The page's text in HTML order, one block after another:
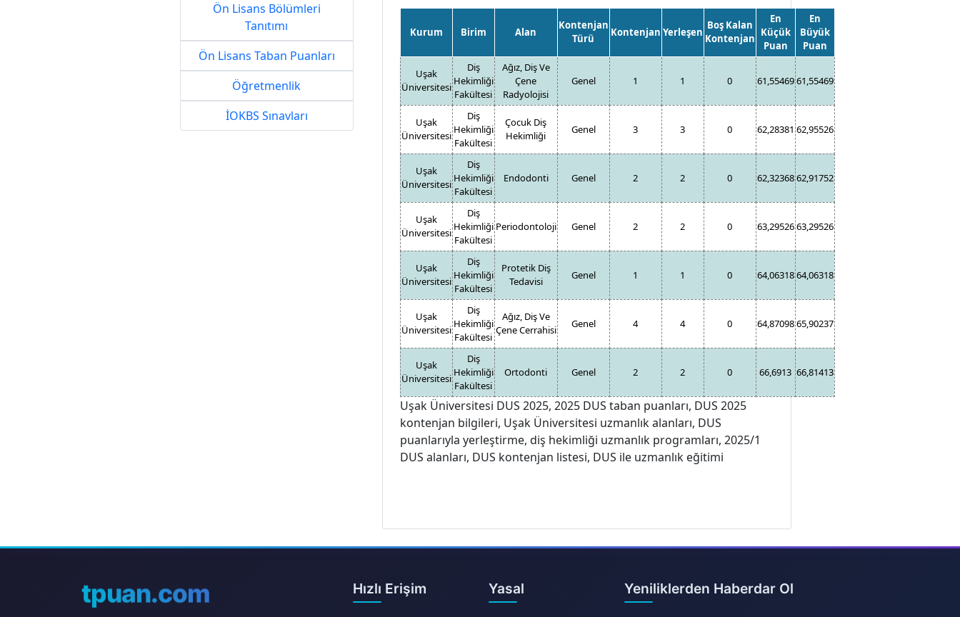
Ön Lisans Bölümleri
Tanıtımı
Ön Lisans Taban Puanları
Öğretmenlik
İOKBS Sınavları
Kurum Birim Alan
Kontenjan
Türü
Kontenjan Yerleşen
Boş Kalan
Kontenjan
En
Küçük
Puan
En
Büyük
Puan
Uşak
Üniversitesi
Diş
Hekimliği
Fakültesi
Ağız, Diş Ve
Çene
Radyolojisi
Genel 1 1 0 61,5546961,55469
Uşak
Üniversitesi
Diş
Hekimliği
Fakültesi
Çocuk Diş
Hekimliği
Genel 3 3 0 62,28381 62,95526
Uşak
Üniversitesi
Diş
Hekimliği
Fakültesi
Endodonti Genel 2 2 0 62,3236862,91752
Uşak
Üniversitesi
Diş
Hekimliği
Fakültesi
Periodontoloji Genel 2 2 0 63,2952663,29526
Uşak
Üniversitesi
Diş
Hekimliği
Fakültesi
Protetik Diş
Tedavisi
Genel 1 1 0 64,0631864,06318
Uşak
Üniversitesi
Diş
Hekimliği
Fakültesi
Ağız, Diş Ve
Çene Cerrahisi
Genel 4 4 0 64,8709865,90237
Uşak
Üniversitesi
Diş
Hekimliği
Fakültesi
Ortodonti Genel 2 2 0 66,6913 66,81413
Uşak Üniversitesi DUS 2025, 2025 DUS taban puanları, DUS 2025
kontenjan bilgileri, Uşak Üniversitesi uzmanlık alanları, DUS
puanlarıyla yerleştirme, diş hekimliği uzmanlık programları, 2025/1
DUS alanları, DUS kontenjan listesi, DUS ile uzmanlık eğitimi
tpuan.com Hızlı Erişim Yasal Yeniliklerden Haberdar Ol